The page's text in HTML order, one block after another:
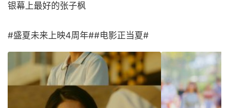
银幕上最好的张子枫 ​
#盛夏未来上映4周年##电影正当夏# ​